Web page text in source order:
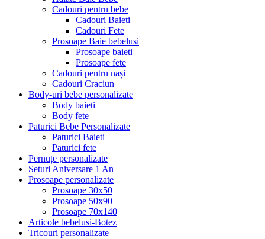
Cadouri pentru bebe
Cadouri Baieti
Cadouri Fete
Prosoape Baie bebelusi
Prosoape baieti
Prosoape fete
Cadouri pentru nași
Cadouri Craciun
Body-uri bebe personalizate
Body baieti
Body fete
Paturici Bebe Personalizate
Paturici Baieti
Paturici fete
Pernuțe personalizate
Seturi Aniversare 1 An
Prosoape personalizate
Prosoape 30x50
Prosoape 50x90
Prosoape 70x140
Articole bebelusi-Botez
Tricouri personalizate